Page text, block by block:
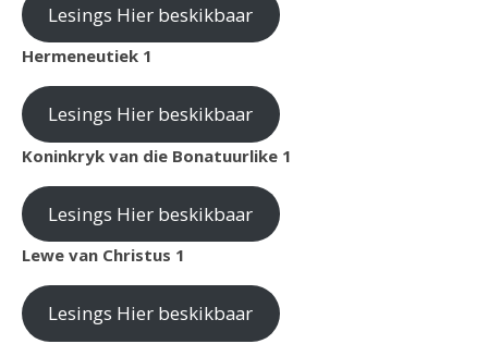
Lesings Hier beskikbaar
Hermeneutiek 1
Lesings Hier beskikbaar
Koninkryk van die Bonatuurlike 1
Lesings Hier beskikbaar
Lewe van Christus 1
Lesings Hier beskikbaar